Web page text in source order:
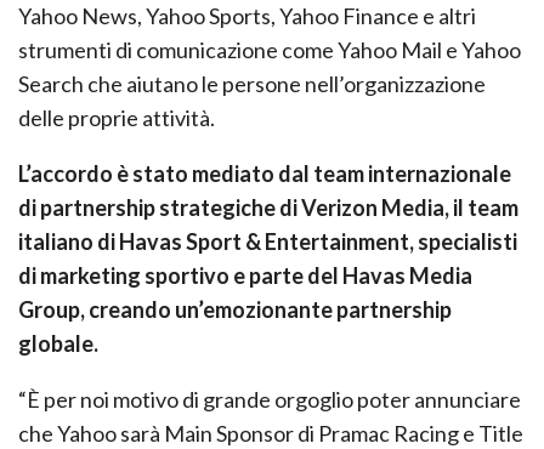
Yahoo News, Yahoo Sports, Yahoo Finance e altri
strumenti di comunicazione come Yahoo Mail e Yahoo
Search che aiutano le persone nell’organizzazione
delle proprie attività.
L’accordo è stato mediato dal team internazionale
di partnership strategiche di Verizon Media, il team
italiano di Havas Sport & Entertainment, specialisti
di marketing sportivo e parte del Havas Media
Group, creando un’emozionante partnership
globale.
“È per noi motivo di grande orgoglio poter annunciare
che Yahoo sarà Main Sponsor di Pramac Racing e Title